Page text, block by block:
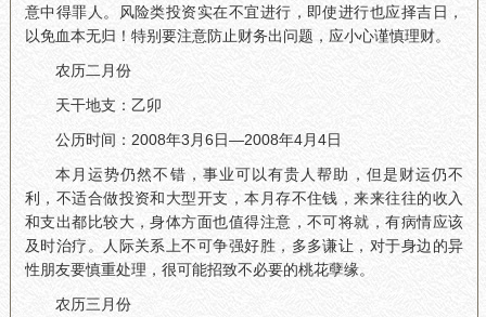
意中得罪人。风险类投资实在不宜进行，即使进行也应择吉日，
以免血本无归！特别要注意防止财务出问题，应小心谨慎理财。
农历二月份
天干地支：乙卯
公历时间：2008年3月6日—2008年4月4日
本月运势仍然不错，事业可以有贵人帮助，但是财运仍不
利，不适合做投资和大型开支，本月存不住钱，来来往往的收入
和支出都比较大，身体方面也值得注意，不可将就，有病情应该
及时治疗。人际关系上不可争强好胜，多多谦让，对于身边的异
性朋友要慎重处理，很可能招致不必要的桃花孽缘。
农历三月份